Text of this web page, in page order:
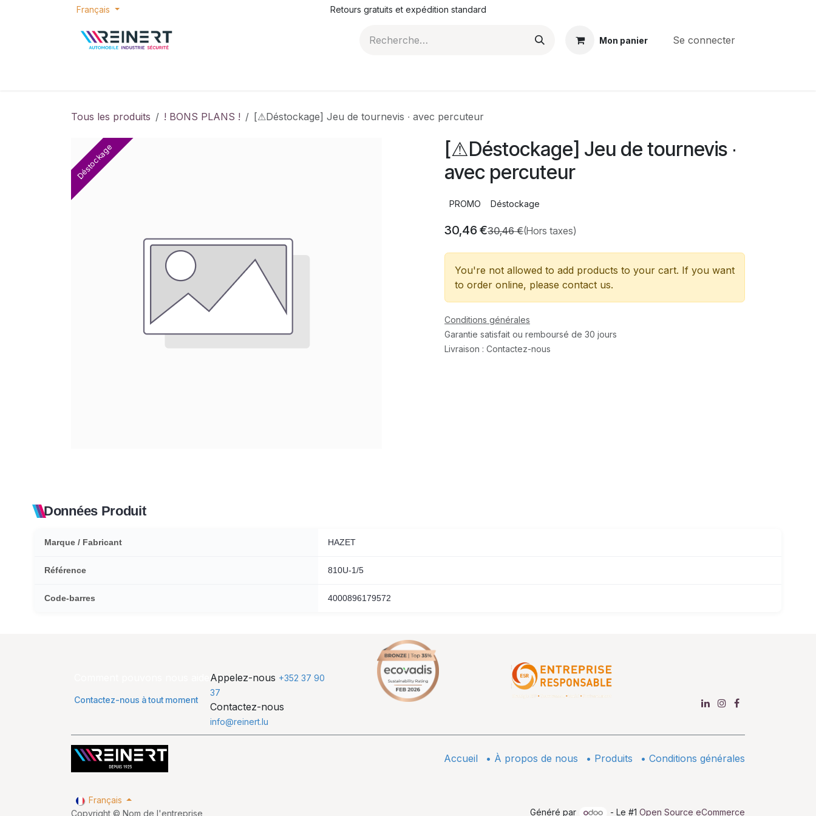
Se rendre au contenu
Français Retours gratuits et expédition standard
Mon panier Se connecter
Tous les produits ! BONS PLANS ! [⚠Déstockage] Jeu de tournevis ∙ avec percuteur
Déstockage
[⚠Déstockage] Jeu de tournevis ∙
avec percuteur
PROMO Déstockage
30,46 €30,46€(Hors taxes)
You're not allowed to add products to your cart. If you want
to order online, please contact us.
Conditions générales
Garantie satisfait ou remboursé de 30 jours
Livraison : Contactez-nous
Données Produit
Marque / Fabricant HAZET
Référence 810U-1/5
Code-barres 4000896179572
Comment pouvons nous aider ?
Contactez-nous à tout moment
Appelez-nous +352 37 90
37
Contactez-nous
info@reinert.lu
Accueil • À propos de nous • ​Produits • Conditions générales
Copyright © Nom de l'entreprise
Français
Généré par
- Le #1 Open Source eCommerce